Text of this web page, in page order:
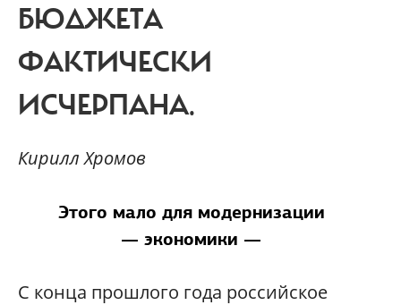
БЮДЖЕТА
ФАКТИЧЕСКИ
ИСЧЕРПАНА.
Кирилл Хромов
Этого мало для модернизации
— экономики —
С конца прошлого года российское